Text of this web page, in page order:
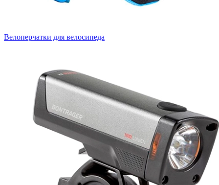
Велоперчатки для велосипеда